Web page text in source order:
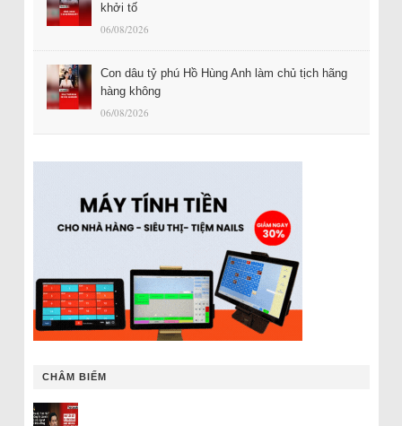
khởi tố
06/08/2026
Con dâu tỷ phú Hồ Hùng Anh làm chủ tịch hãng
hàng không
06/08/2026
CHÂM BIẾM